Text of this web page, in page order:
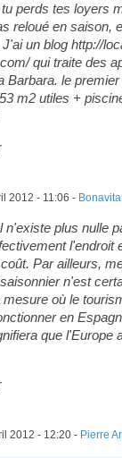
perds tes loyers
reloué en saison,
un blog http://
qui traite des
Barbara. le
m2 utiles +
2012 - 11:06 - Bonavita
n'existe plus nulle
l'endroit
Par ailleurs,
n'est
où le
en
que l'Europe
2012 - 12:20- Pierre